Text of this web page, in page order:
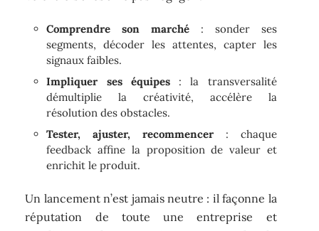
Comprendre son marché : sonder ses
segments, décoder les attentes, capter les
signaux faibles.
Impliquer ses équipes: la transversalité
démultiplie la créativité, accélère la
résolution des obstacles.
Tester, ajuster, recommencer : chaque
feedback affine la proposition de valeur et
enrichit le produit.
Un lancement n’est jamais neutre : il façonne la
réputation de toute une entreprise et